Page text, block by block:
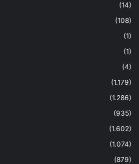
(14)
(108)
(1)
(1)
(4)
(1.179)
(1.286)
(935)
(1.602)
(1.074)
(879)